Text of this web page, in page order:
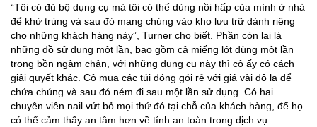
“Tôi có đủ bộ dụng cụ mà tôi có thể dùng nồi hấp của mình ở nhà
để khử trùng và sau đó mang chúng vào kho lưu trữ dành riêng
cho những khách hàng này”, Turner cho biết. Phần còn lại là
những đồ sử dụng một lần, bao gồm cả miếng lót dùng một lần
trong bồn ngâm chân, với những dụng cụ này thì cô ấy có cách
giải quyết khác. Cô mua các túi đóng gói rẻ với giá vài đô la để
chứa chúng và sau đó ném đi sau một lần sử dụng. Có hai
chuyên viên nail vứt bỏ mọi thứ đó tại chỗ của khách hàng, để họ
có thể cảm thấy an tâm hơn về tính an toàn trong dịch vụ.